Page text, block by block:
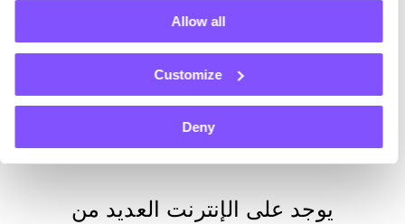
Allow all
Customize
Deny
الخدمات للثقة
يوجد على الإنترنت العديد من